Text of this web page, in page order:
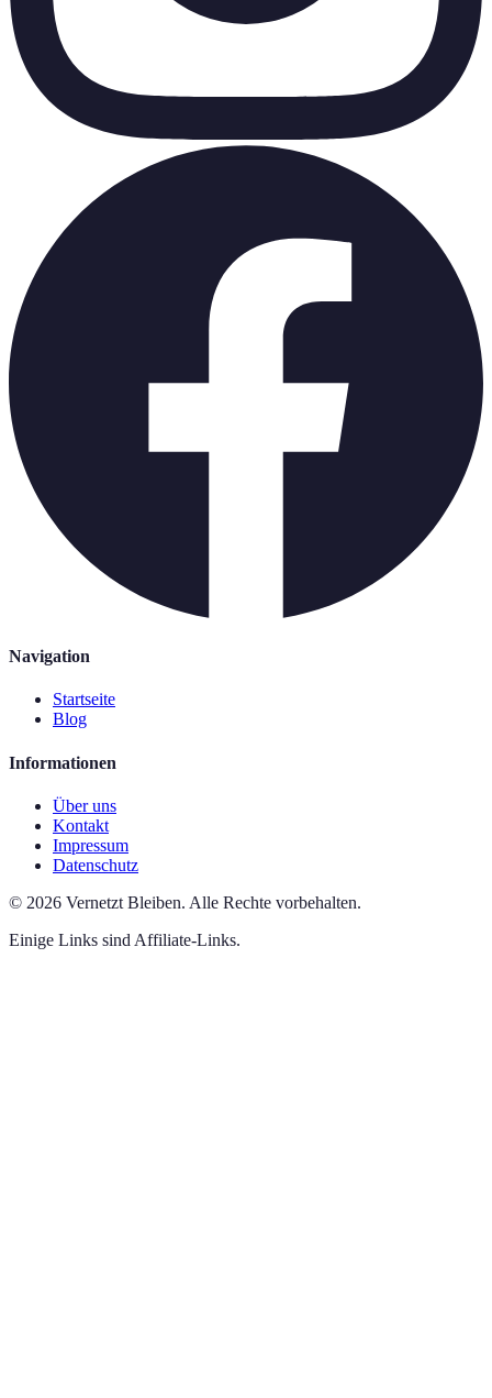
Navigation
Startseite
Blog
Informationen
Über uns
Kontakt
Impressum
Datenschutz
© 2026 Vernetzt Bleiben. Alle Rechte vorbehalten.
Einige Links sind Affiliate-Links.